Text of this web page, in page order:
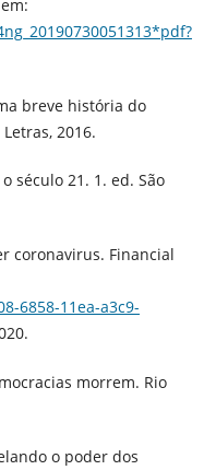
breve história do
2016.
século 21. 1. ed. São
coronavirus. Financial
6858-11ea-a3c9-
morrem. Rio
o poder dos